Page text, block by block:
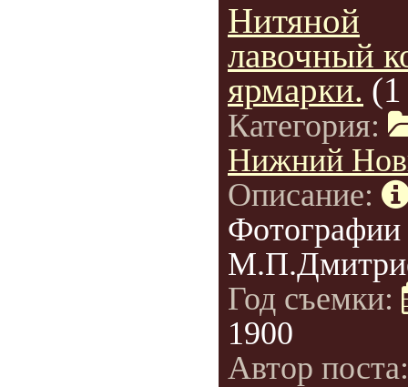
Нитяной
лавочный
ярмарки.
Категория:
Нижний
Описание:
Фотографии
Год съемки:
1900
Автор